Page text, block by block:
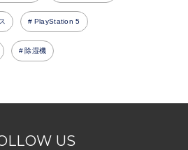
PlayStation 5
除湿機
US